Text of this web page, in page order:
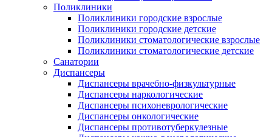
Поликлиники
Поликлиники городские взрослые
Поликлиники городские детские
Поликлиники стоматологические взрослые
Поликлиники стоматологические детские
Санатории
Диспансеры
Диспансеры врачебно-физкультурные
Диспансеры наркологические
Диспансеры психоневрологические
Диспансеры онкологические
Диспансеры противотуберкулезные